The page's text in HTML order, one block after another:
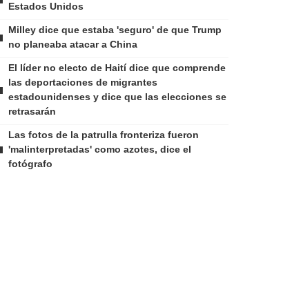
Estados Unidos
Milley dice que estaba 'seguro' de que Trump
no planeaba atacar a China
El líder no electo de Haití dice que comprende
las deportaciones de migrantes
estadounidenses y dice que las elecciones se
retrasarán
Las fotos de la patrulla fronteriza fueron
'malinterpretadas' como azotes, dice el
fotógrafo